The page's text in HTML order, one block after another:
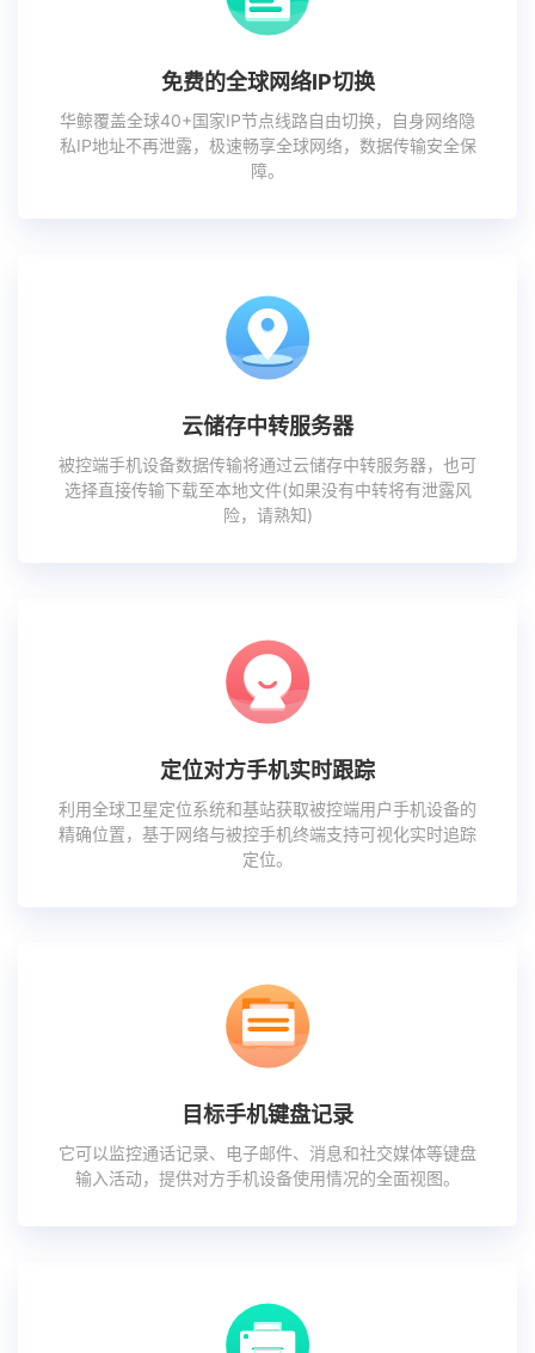
免费的全球网络IP切换
华鲸覆盖全球40+国家IP节点线路自由切换，自身网络隐
私IP地址不再泄露，极速畅享全球网络，数据传输安全保
障。
云储存中转服务器
被控端手机设备数据传输将通过云储存中转服务器，也可
选择直接传输下载至本地文件(如果没有中转将有泄露风
险，请熟知)
定位对方手机实时跟踪
利用全球卫星定位系统和基站获取被控端用户手机设备的
精确位置，基于网络与被控手机终端支持可视化实时追踪
定位。
目标手机键盘记录
它可以监控通话记录、电子邮件、消息和社交媒体等键盘
输入活动，提供对方手机设备使用情况的全面视图。